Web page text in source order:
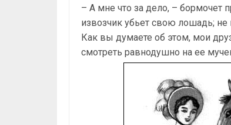
– А мне что за дело, – бормочет
извозчик убьет свою лошадь;
Как вы думаете об этом, мои
смотреть равнодушно на ее